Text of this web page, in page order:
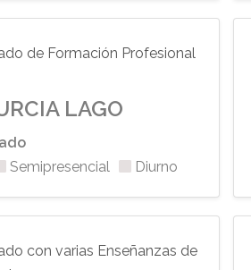
de Formación Profesional
LAGO
Semipresencial Diurno
con varias Enseñanzas de